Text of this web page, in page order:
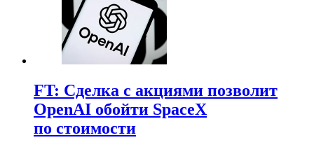
FT: Сделка с акциями позволит
OpenAI обойти SpaceX
по стоимости